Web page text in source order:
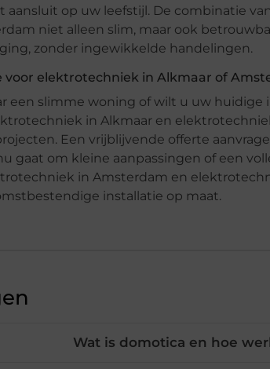
aansluit op uw leefstijl. De combinatie
niet alleen slim, maar ook
zonder ingewikkelde handelingen.
elektrotechniek in Alkmaar of
een slimme woning of wilt u uw
in Alkmaar en
Een vrijblijvende offerte
gaat om kleine aanpassingen of een
in Amsterdam en
installatie op maat.
Wat is domotica en hoe